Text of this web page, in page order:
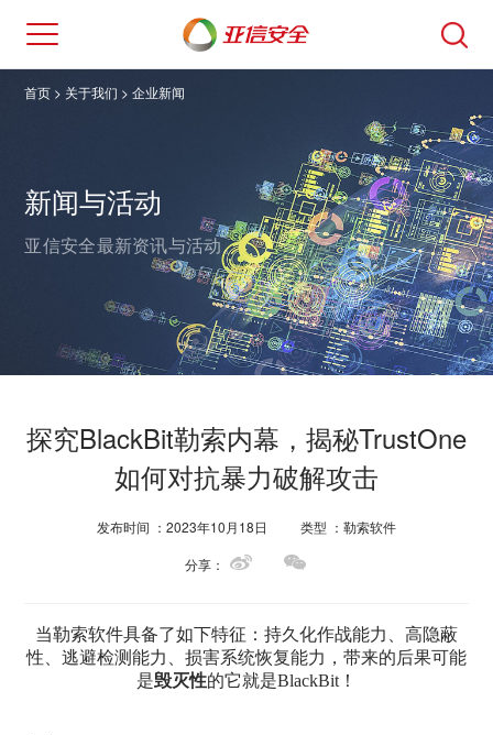
首页 > 关于我们 >企业新闻
新闻与活动
亚信安全最新资讯与活动。
探究BlackBit勒索内幕，揭秘TrustOne
如何对抗暴力破解攻击
发布时间 ：2023年10月18日
类型 ：勒索软件
分享：
当勒索软件具备了如下特征： 持久化作战能力、 高隐蔽
性、 逃避检测能力、 损害系统恢复能力， 带来的后果可能
是毁灭性的它就是BlackBit！